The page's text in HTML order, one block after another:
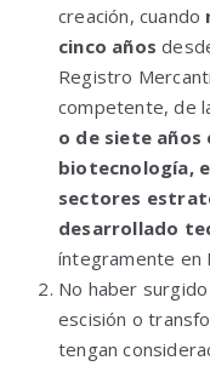
creación, cuando
cinco años
Registro
competente, de
o de siete años
biotecnología,
sectores
desarrollado
íntegramente en
No haber
escisión o
tengan